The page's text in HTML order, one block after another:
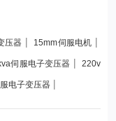
压器 | 15mm伺服电机 |
伺服电子变压器 |220v
电子变压器 |